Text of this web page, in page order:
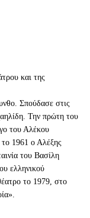
και της
Σπούδασε στις
Την πρώτη του
του Αλέκου
1961 ο Αλέξης
του Βασίλη
ελληνικού
το 1979, στο